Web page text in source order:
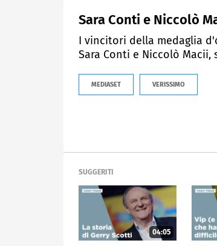
Sara Conti e Niccolò
I vincitori della medaglia
Sara Conti e Niccolò Macii,
MEDIASET VERISSIMO
SUGGERITI
04:05